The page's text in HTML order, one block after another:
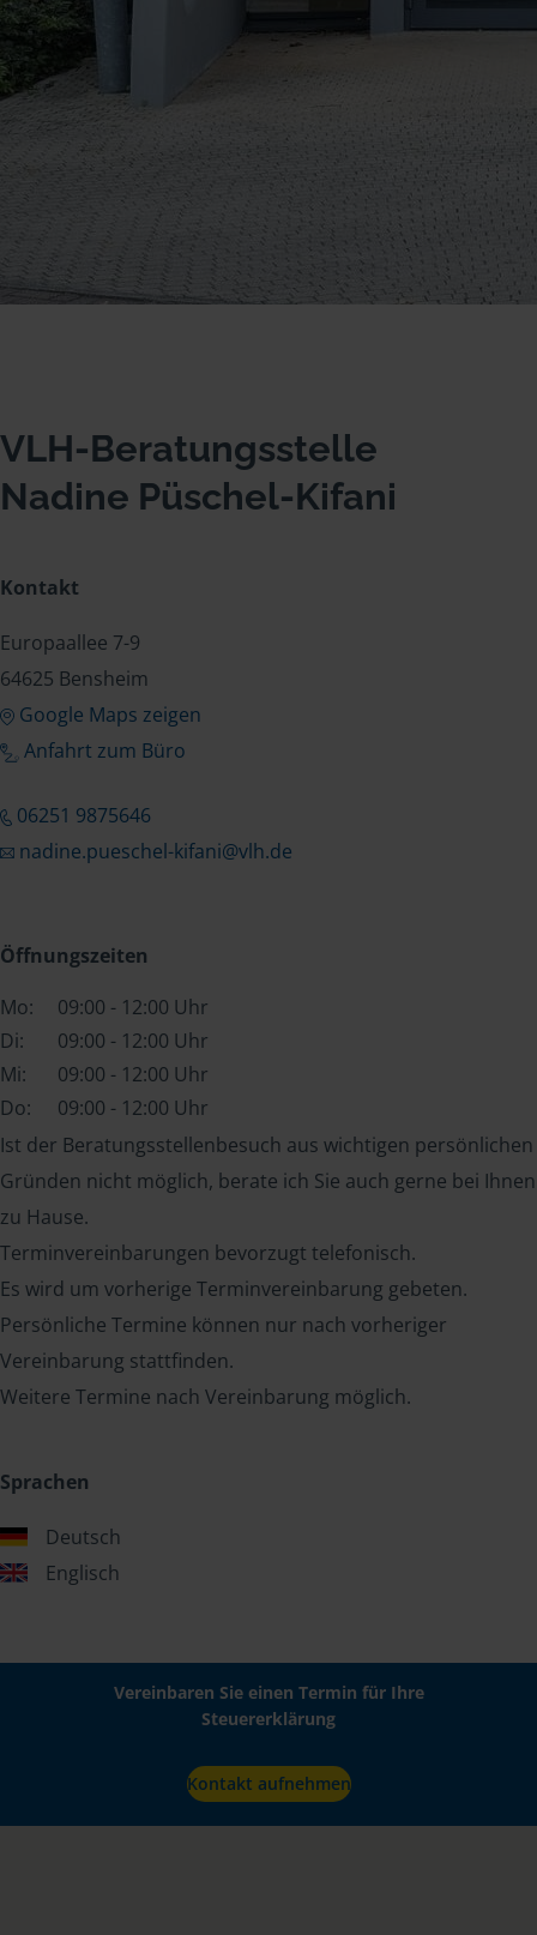
VLH-Beratungsstelle
Nadine Püschel-Kifani
Kontakt
Europaallee 7-9
64625 Bensheim
Google Maps zeigen
Anfahrt zum Büro
06251 9875646
nadine.pueschel-kifani@vlh.de
Öffnungszeiten
Mo:
09:00 - 12:00 Uhr
Di:
09:00 - 12:00 Uhr
Mi:
09:00 - 12:00 Uhr
Do:
09:00 - 12:00 Uhr
Ist der Beratungsstellenbesuch aus wichtigen persönlichen
Gründen nicht möglich, berate ich Sie auch gerne bei Ihnen
zu Hause.
Terminvereinbarungen bevorzugt telefonisch.
Es wird um vorherige Terminvereinbarung gebeten.
Persönliche Termine können nur nach vorheriger
Vereinbarung stattfinden.
Weitere Termine nach Vereinbarung möglich.
Sprachen
Deutsch
Englisch
Vereinbaren Sie einen Termin für Ihre
Steuererklärung
Kontakt aufnehmen